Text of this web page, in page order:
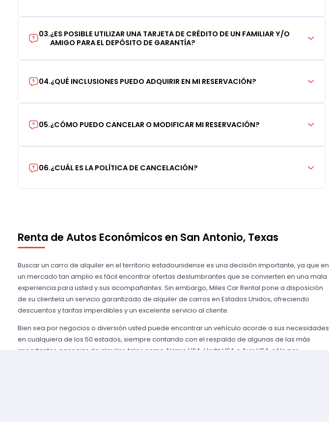
03.¿ES POSIBLE UTILIZAR UNA TARJETA DE CRÉDITO DE UN FAMILIAR Y/O
AMIGO PARA EL DEPÓSITO DE GARANTÍA?
04.¿QUÉ INCLUSIONES PUEDO ADQUIRIR EN MI RESERVACIÓN?
05.¿CÓMO PUEDO CANCELAR O MODIFICAR MI RESERVACIÓN?
06.¿CUÁL ES LA POLÍTICA DE CANCELACIÓN?
Renta de Autos Económicos en San Antonio, Texas
Buscar un carro de alquiler en el territorio estadounidense es una decisión importante, ya que en
un mercado tan amplio es fácil encontrar ofertas deslumbrantes que se convierten en una mala
experiencia para usted y sus acompañantes. Sin embargo, Miles Car Rental pone a disposición
de su clientela un servicio garantizado de alquiler de carros en Estados Unidos, ofreciendo
descuentos y tarifas imperdibles y un excelente servicio al cliente.
Bien sea por negocios o diversión usted puede encontrar un vehículo acorde a sus necesidades
en cualquiera de los 50 estados, siempre contando con el respaldo de algunas de las más
importantes agencias de alquiler, tales como Alamo USA, Hertz USA o Avis USA, sólo por